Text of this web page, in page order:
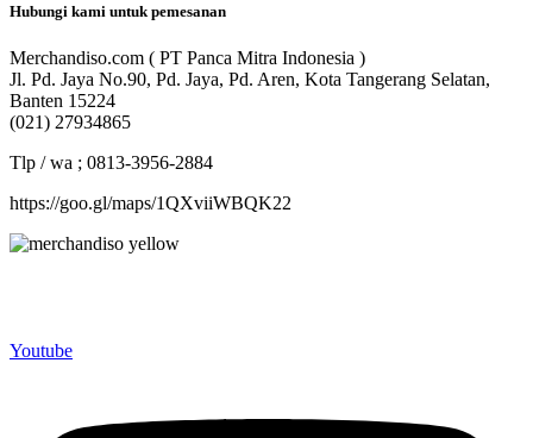
Hubungi kami untuk pemesanan
Merchandiso.com ( PT Panca Mitra Indonesia )
Jl. Pd. Jaya No.90, Pd. Jaya, Pd. Aren, Kota Tangerang Selatan,
Banten 15224
(021) 27934865
Tlp / wa ; 0813-3956-2884
https://goo.gl/maps/1QXviiWBQK22
Youtube